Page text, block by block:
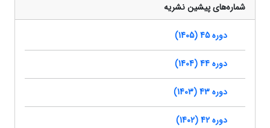
شماره‌های پیشین نشریه
دوره 45 (1405)
دوره 44 (1404)
دوره 43 (1403)
دوره 42 (1402)